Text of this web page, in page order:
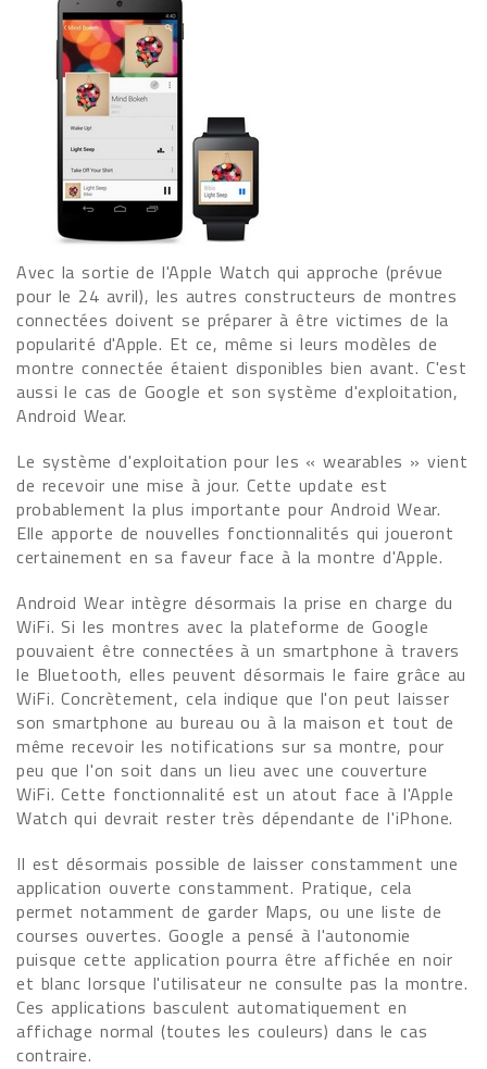
Avec la sortie de l'Apple Watch qui approche (prévue
pour le 24 avril), les autres constructeurs de montres
connectées doivent se préparer à être victimes de la
popularité d'Apple. Et ce, même si leurs modèles de
montre connectée étaient disponibles bien avant. C'est
aussi le cas de Google et son système d'exploitation,
Android Wear.
Le système d'exploitation pour les « wearables » vient
de recevoir une mise à jour. Cette update est
probablement la plus importante pour Android Wear.
Elle apporte de nouvelles fonctionnalités qui joueront
certainement en sa faveur face à la montre d'Apple.
Android Wear intègre désormais la prise en charge du
WiFi. Si les montres avec la plateforme de Google
pouvaient être connectées à un smartphone à travers
le Bluetooth, elles peuvent désormais le faire grâce au
WiFi. Concrètement, cela indique que l'on peut laisser
son smartphone au bureau ou à la maison et tout de
même recevoir les notifications sur sa montre, pour
peu que l'on soit dans un lieu avec une couverture
WiFi. Cette fonctionnalité est un atout face à l'Apple
Watch qui devrait rester très dépendante de l'iPhone.
Il est désormais possible de laisser constamment une
application ouverte constamment. Pratique, cela
permet notamment de garder Maps, ou une liste de
courses ouvertes. Google a pensé à l'autonomie
puisque cette application pourra être affichée en noir
et blanc lorsque l'utilisateur ne consulte pas la montre.
Ces applications basculent automatiquement en
affichage normal (toutes les couleurs) dans le cas
contraire.